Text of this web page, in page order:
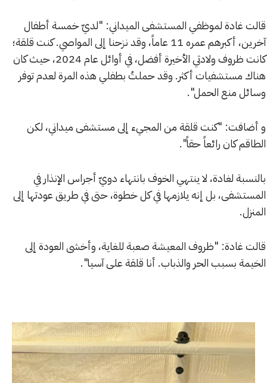
قالت غادة لموظفي المستشفى الميداني: "لديّ خمسة أطفال
آخرين، أكبرهم عمره 11 عاماً، وقد نزحنا إلى المواصي. كنت قلقة؛
كانت ظروف ولادتي الأخيرة أفضل، في أوائل عام 2024، حيث كان
هناك مستشفيات أكثر. وقد حملتُ بطفلي هذه المرة لعدم توفر
وسائل منع الحمل".
و أضافت: "كنت قلقة من المجيء إلى مستشفى ميداني، لكن
الطاقم كان رائعاً حقاً".
بالنسبة لغادة، لا ينتهي الخوف بانتهاء دويّ أجراس الإنذار في
المستشفى، بل إنه يلازمها في كل خطوة، حتى في طريق عودتها إلى
المنزل.
قالت غادة: "ظروف المعيشة صعبة للغاية، وأخشى العودة إلى
الخيمة بسبب الحر والذباب. أنا قلقة على آسيا".